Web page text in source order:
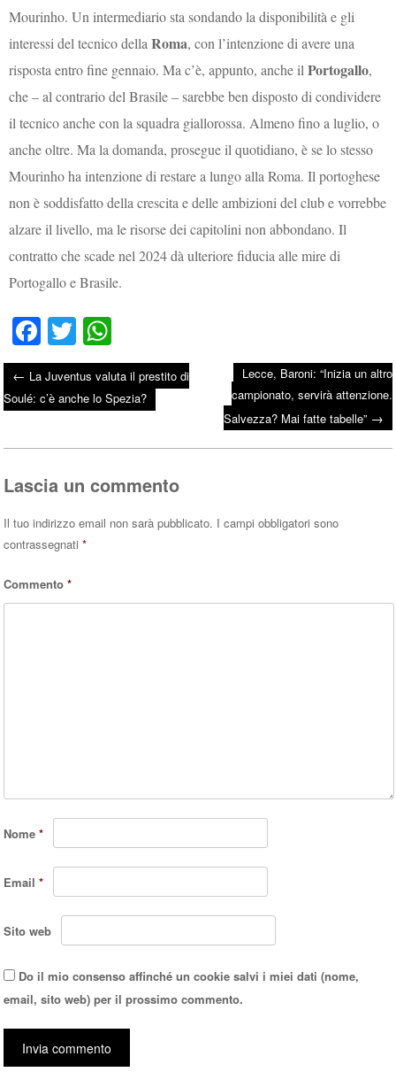
Mourinho. Un intermediario sta sondando la disponibilità e gli
interessi del tecnico dellaRoma, con l’intenzione di avere una
risposta entro fine gennaio. Ma c’è, appunto, anche ilPortogallo,
che – al contrario del Brasile – sarebbe ben disposto di condividere
il tecnico anche con la squadra giallorossa. Almeno fino a luglio, o
anche oltre. Ma la domanda, prosegue il quotidiano, è se lo stesso
Mourinho ha intenzione di restare a lungo alla Roma. Il portoghese
non è soddisfatto della crescita e delle ambizioni del club e vorrebbe
alzare il livello, ma le risorse dei capitolini non abbondano. Il
contratto che scade nel 2024 dà ulteriore fiducia alle mire di
Portogallo e Brasile.
Fa
ce
bo
ok
T
wi
tte
r
ha
ts
A
pp
Post navigation
← La Juventus valuta il prestito di
Soulé: c’è anche lo Spezia?
Lecce, Baroni: “Inizia un altro
campionato, servirà attenzione.
Salvezza? Mai fatte tabelle” →
Lascia un commento
Il tuo indirizzo email non sarà pubblicato. I campi obbligatori sono
contrassegnati*
Commento*
Nome*
Email*
Sito web
Do il mio consenso affinché un cookie salvi i miei dati (nome,
email, sito web) per il prossimo commento.